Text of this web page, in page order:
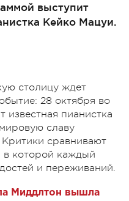
выступит
Кейко Мацуи.
столицу ждет
28 октября во
пианистка
славу
Критики сравнивают
в которой каждый
и переживаний.
Миддлтон вышла